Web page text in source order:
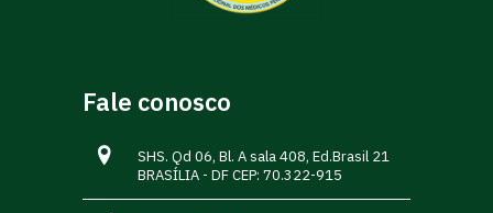
Fale conosco
SHS. Qd 06, Bl. A sala 408, Ed.Brasil 21
BRASÍLIA - DF CEP: 70.322-915